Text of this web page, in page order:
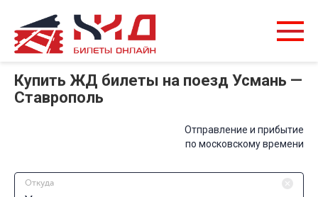
Купить ЖД билеты на поезд Усмань —
Ставрополь
Отправление и прибытие
по московскому времени
Откуда